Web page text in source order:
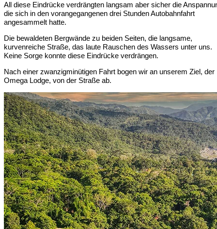
All diese Eindrücke verdrängten langsam aber sicher die
die sich in den vorangegangenen drei Stunden Autobahnfahrt
angesammelt hatte.
Die bewaldeten Bergwände zu beiden Seiten, die langsame,
kurvenreiche Straße, das laute Rauschen des Wassers unter uns.
Keine Sorge konnte diese Eindrücke verdrängen.
Nach einer zwanzigminütigen Fahrt bogen wir an unserem Ziel, der
Omega Lodge, von der Straße ab.